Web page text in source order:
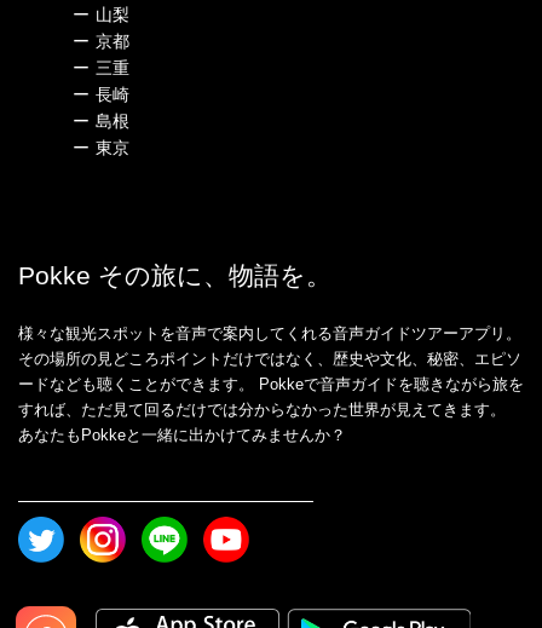
ー 山梨
ー 京都
ー 三重
ー 長崎
ー 島根
ー 東京
Pokke その旅に、物語を。
様々な観光スポットを音声で案内してくれる音声ガイドツアーアプリ。
その場所の見どころポイントだけではなく、歴史や文化、秘密、エピソ
ードなども聴くことができます。 Pokkeで音声ガイドを聴きながら旅を
すれば、ただ見て回るだけでは分からなかった世界が見えてきます。
あなたもPokkeと一緒に出かけてみませんか？